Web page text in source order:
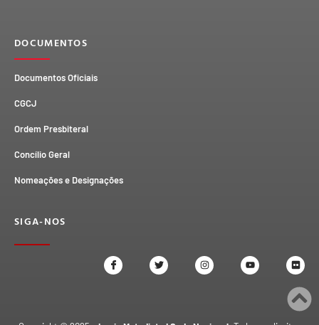
DOCUMENTOS
Documentos Oficiais
CGCJ
Ordem Presbiteral
Concílio Geral
Nomeações e Designações
SIGA-NOS